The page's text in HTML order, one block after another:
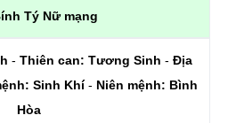
Tý Nữ mạng
- Thiên can: Tương Sinh - Địa
Sinh Khí- Niên mệnh: Bình
Hòa